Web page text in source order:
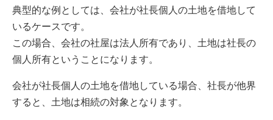
典型的な例としては、会社が社長個人の土地を借地して
いるケースです。
この場合、会社の社屋は法人所有であり、土地は社長の
個人所有ということになります。
会社が社長個人の土地を借地している場合、社長が他界
すると、土地は相続の対象となります。